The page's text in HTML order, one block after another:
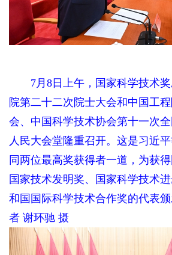
7月8日上午，国家科学技术奖
院第二十二次院士大会和中国工
会、中国科学技术协会第十一次
人民大会堂隆重召开。这是习近
同两位最高奖获得者一道，为获得
国家技术发明奖、国家科学技术
和国国际科学技术合作奖的代表
者 谢环驰 摄